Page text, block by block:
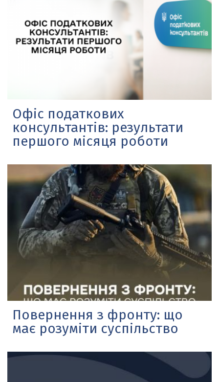
Офіс податкових
консультантів: результати
першого місяця роботи
Повернення з фронту: що
має розуміти суспільство